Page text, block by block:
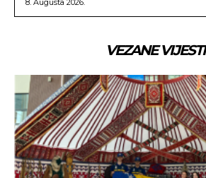
8. Augusta 2026.
VEZANE VIJESTI